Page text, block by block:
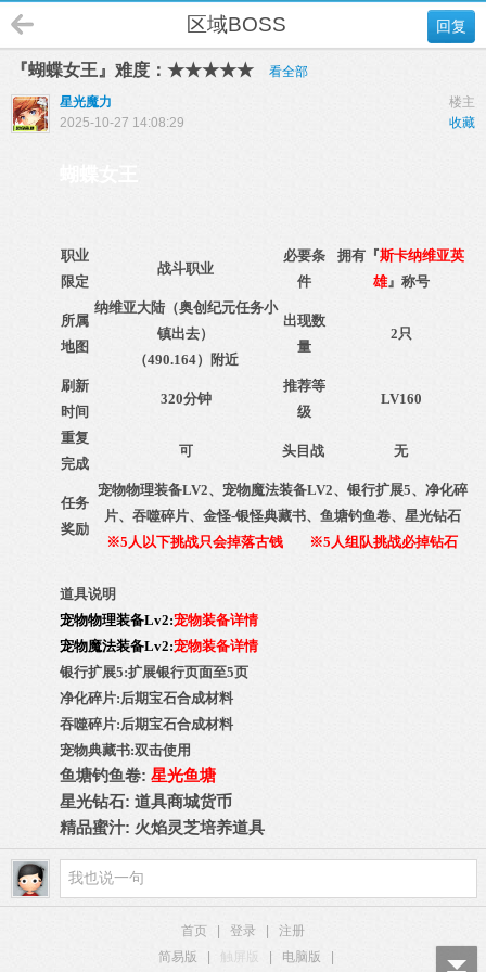
回复
区域BOSS
『蝴蝶女王』难度：★★★★★
看全部
楼主
星光魔力
收藏
2025-10-27 14:08:29
职业
限定
战斗职业
必要条
件
拥有『斯卡纳维亚英
雄』称号
所属
地图
纳维亚大陆（奥创纪元任务小
镇出去）
（490.164）附近
出现数
量
2只
刷新
时间
320分钟
推荐等
级
LV160
重复
完成
可 头目战 无
任务
奖励
宠物物理装备LV2、宠物魔法装备LV2、银行扩展5、净化碎
片、吞噬碎片、金怪-银怪典藏书、鱼塘钓鱼卷、星光钻石
※5人以下挑战只会掉落古钱
※5人组队挑战必掉钻石
道具说明
宠物物理装备Lv2:宠物装备详情
宠物魔法装备Lv2:宠物装备详情
银行扩展5:扩展银行页面至5页
净化碎片:后期宝石合成材料
吞噬碎片:后期宝石合成材料
宠物典藏书:双击使用
鱼塘钓鱼卷: 星光鱼塘
星光钻石: 道具商城货币
精品蜜汁: 火焰灵芝培养道具
首页 登录
注册
简易版
触屏版 电脑版